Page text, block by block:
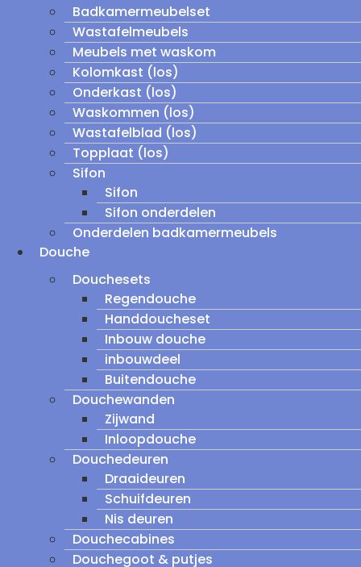
Badkamermeubelset
Wastafelmeubels
Meubels met waskom
Kolomkast (los)
Onderkast (los)
Waskommen (los)
Wastafelblad (los)
Topplaat (los)
Sifon
Sifon
Sifon onderdelen
Onderdelen badkamermeubels
Douche
Douchesets
Regendouche
Handdoucheset
Inbouw douche
inbouwdeel
Buitendouche
Douchewanden
Zijwand
Inloopdouche
Douchedeuren
Draaideuren
Schuifdeuren
Nis deuren
Douchecabines
Douchegoot & putjes